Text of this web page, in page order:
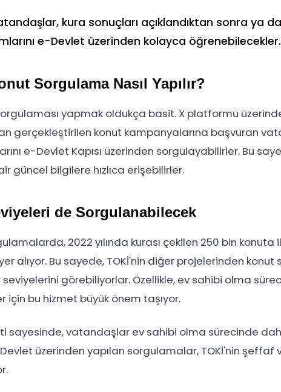
kura sonuçları açıklandıktan sonra ya
e-Devlet üzerinden kolayca öğrenebilecekler.
Sorgulama Nasıl Yapılır?
yapmak oldukça basit. X platformu
gerçekleştirilen konut kampanyalarına başvuran
e-Devlet Kapısı üzerinden sorgulayabilirler. Bu
güncel bilgilere hızlıca erişebilirler.
de Sorgulanabilecek
2022 yılında kurası çekilen 250 bin konuta
alıyor. Bu sayede, TOKİ'nin diğer projelerinden konut
görebiliyorlar. Özellikle, ev sahibi olma
için bu hizmet büyük önem taşıyor.
sayesinde, vatandaşlar ev sahibi olma sürecinde
üzerinden yapılan sorgulamalar, TOKİ'nin şeffaf